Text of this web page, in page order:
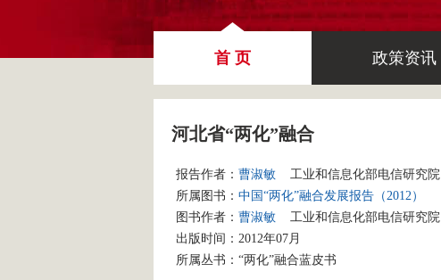
首 页 政策资讯
河北省“两化”融合
报告作者： 曹淑敏
工业和信息化部电信研究院
所属图书： 中国“两化”融合发展报告（2012）
图书作者： 曹淑敏
工业和信息化部电信研究院
出版时间：2012年07月
所属丛书： “两化”融合蓝皮书